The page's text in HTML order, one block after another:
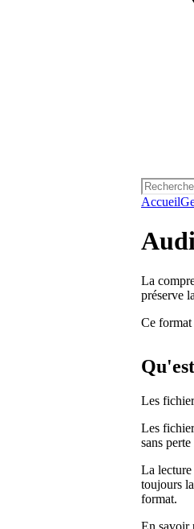
Accueil
La
préserve
Ce
Les
Les
sans
La lecture
toujours
format.
En savoir